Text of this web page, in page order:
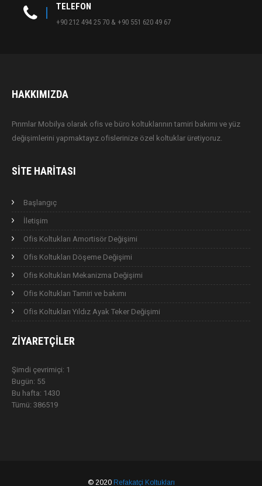
TELEFON
+90 212 494 25 70 & +90 551 620 49 67
HAKKIMIZDA
Pırımlar Mobilya olarak ofis ve büro koltuklarının tamiri bakımı ve yüz
değişimlerini yapmaktayız.ofislerinize özel koltuklar üretiyoruz.
SITE HARITASI
Başlangıç
İletişim
Ofis Koltukları Amortisör Değişimi
Ofis Koltukları Döşeme Değişimi
Ofis Koltukları Mekanizma Değişimi
Ofis Koltukları Tamiri ve bakımı
Ofis Koltukları Yıldız Ayak Teker Değişimi
ZIYARETÇILER
Şimdi çevrimiçi: 1
Bugün: 55
Bu hafta: 1430
Tümü: 386519
© 2020 Refakatçi Koltukları